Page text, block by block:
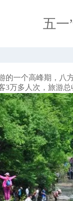
五一
一个高峰期，八
3万多人次，旅游总